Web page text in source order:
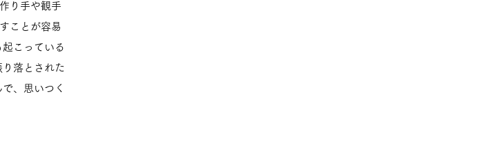
り手や観手
ことが容易
こっている
落とされた
、思いつく